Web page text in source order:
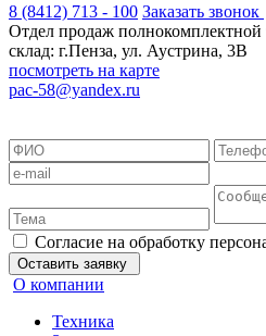
8 (8412) 713 - 100 Заказать звонок
Отдел продаж
склад: г.Пенза, ул. Аустрина, 3В
посмотреть на карте
pac-58@yandex.ru
Согласие на обработку
Оставить заявку
О компании
Техника